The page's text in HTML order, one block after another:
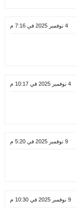
4 نوفمبر 2025 في 7:16 م
4 نوفمبر 2025 في 10:17 م
9 نوفمبر 2025 في 5:20 م
9 نوفمبر 2025 في 10:30 م